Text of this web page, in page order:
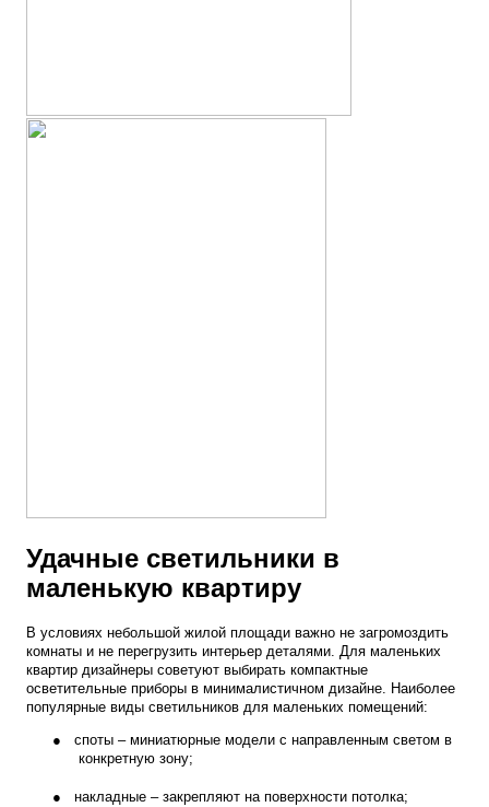
Удачные светильники в
маленькую квартиру
В условиях небольшой жилой площади важно не загромоздить
комнаты и не перегрузить интерьер деталями. Для маленьких
квартир дизайнеры советуют выбирать компактные
осветительные приборы в минималистичном дизайне. Наиболее
популярные виды светильников для маленьких помещений:
●
споты – миниатюрные модели с направленным светом в
конкретную зону;
● накладные – закрепляют на поверхности потолка;